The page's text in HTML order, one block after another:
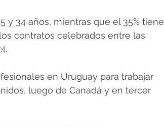
y 34 años, mientras que el 35% tiene
contratos celebrados entre las
en Uruguay para trabajar
luego de Canadá y en tercer